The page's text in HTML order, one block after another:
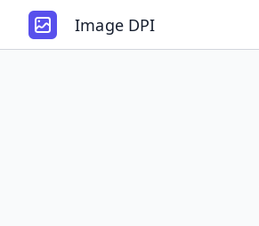
Image DPI